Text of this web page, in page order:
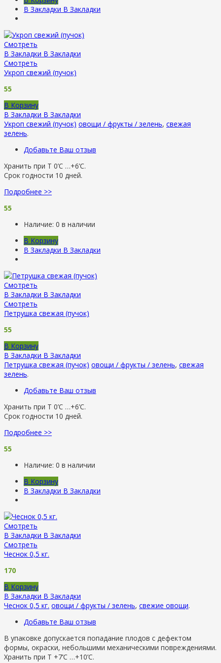
В Закладки В Закладки
Смотреть
В Закладки В Закладки
Смотреть
Укроп свежий (пучок)
55
В Корзину
В Закладки В Закладки
Укроп свежий (пучок) овощи / фрукты / зелень, свежая
зелень.
Добавьте Ваш отзыв
Хранить при Т 0’C …+6’C.
Срок годности 10 дней.
Подробнее >>
55
Наличие: 0 в наличии
В Корзину
В Закладки В Закладки
Смотреть
В Закладки В Закладки
Смотреть
Петрушка свежая (пучок)
55
В Корзину
В Закладки В Закладки
Петрушка свежая (пучок) овощи / фрукты / зелень, свежая
зелень.
Добавьте Ваш отзыв
Хранить при Т 0’C …+6’C.
Срок годности 10 дней.
Подробнее >>
55
Наличие: 0 в наличии
В Корзину
В Закладки В Закладки
Смотреть
В Закладки В Закладки
Смотреть
Чеснок 0,5 кг.
170
В Корзину
В Закладки В Закладки
Чеснок 0,5 кг. овощи / фрукты / зелень, свежие овощи.
Добавьте Ваш отзыв
В упаковке допускается попадание плодов с дефектом
формы, окраски, небольшими механическими повреждениями.
Хранить при Т +7’C …+10’C.